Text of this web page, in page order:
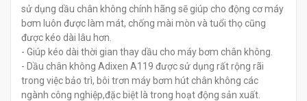
sử dụng dầu chân không chính hãng sẽ giúp cho động cơ máy
bơm luôn được làm mát, chống mài mòn và tuổi thọ cũng
được kéo dài lâu hơn.
- Giúp kéo dài thời gian thay dầu cho máy bơm chân không.
- Dầu chân không Adixen A119 được sử dụng rất rộng rãi
trong việc bảo trì, bôi trơn máy bơm hút chân không các
ngành công nghiệp,đặc biệt là trong hoạt động sản xuất.​